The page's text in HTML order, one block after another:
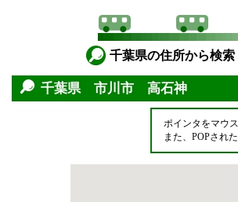
千葉県の住所から検索
千葉県 市川市 高石神
ポインタをマウ
また、POPされ